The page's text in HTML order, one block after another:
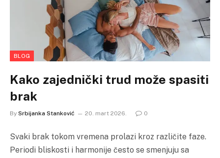
BLOG
Kako zajednički trud može spasiti
brak
By Srbijanka Stanković 20. mart 2026. 0
Svaki brak tokom vremena prolazi kroz različite faze.
Periodi bliskosti i harmonije često se smenjuju sa